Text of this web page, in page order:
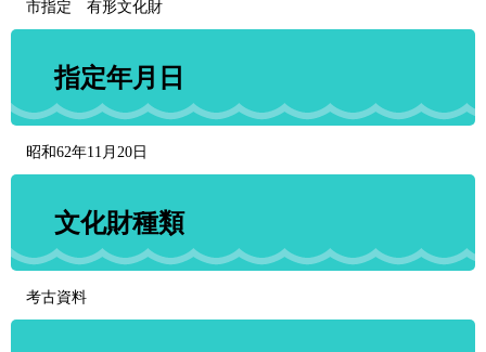
市指定 有形文化財
指定年月日
昭和62年11月20日
文化財種類
考古資料